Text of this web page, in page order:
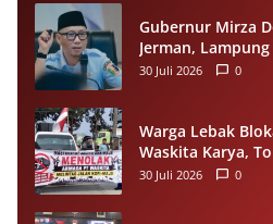
Gubernur Mirza
Jerman,
Pekerja Terampil
30 Juli 2026 0
Warga Lebak
Waskita Karya,
Besar Melintasi
30 Juli 2026 0